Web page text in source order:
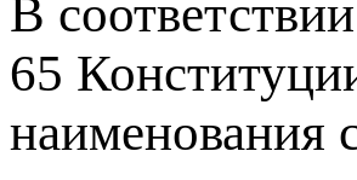
В
65
наименования